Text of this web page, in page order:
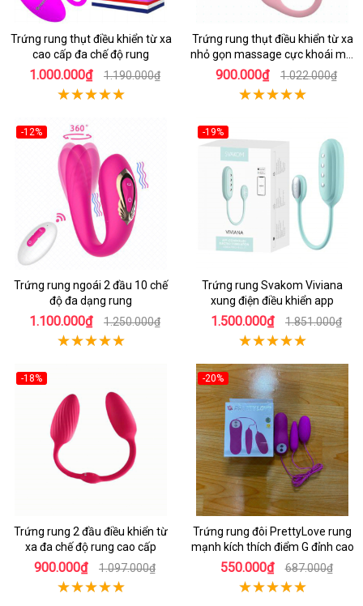
Trứng rung thụt điều khiển từ xa
cao cấp đa chế độ rung
1.000.000₫ 1.190.000₫
Trứng rung thụt điều khiển từ xa
nhỏ gọn massage cực khoái mọi
lúc
900.000₫ 1.022.000₫
-12%
Trứng rung ngoái 2 đầu 10 chế
độ đa dạng rung
1.100.000₫ 1.250.000₫
-19%
Trứng rung Svakom Viviana
xung điện điều khiển app
1.500.000₫ 1.851.000₫
-18%
Trứng rung 2 đầu điều khiển từ
xa đa chế độ rung cao cấp
900.000₫ 1.097.000₫
-20%
Trứng rung đôi PrettyLove rung
mạnh kích thích điểm G đỉnh cao
550.000₫ 687.000₫